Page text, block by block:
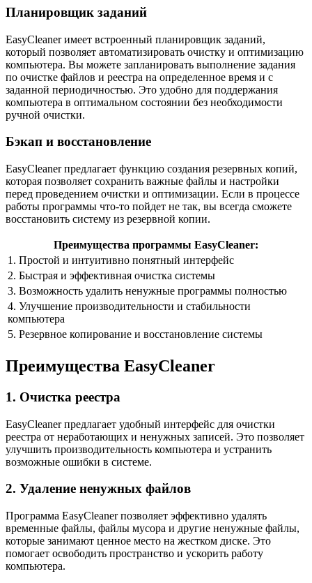
Планировщик заданий
EasyCleaner имеет встроенный планировщик заданий,
который позволяет автоматизировать очистку и оптимизацию
компьютера. Вы можете запланировать выполнение задания
по очистке файлов и реестра на определенное время и с
заданной периодичностью. Это удобно для поддержания
компьютера в оптимальном состоянии без необходимости
ручной очистки.
Бэкап и восстановление
EasyCleaner предлагает функцию создания резервных копий,
которая позволяет сохранить важные файлы и настройки
перед проведением очистки и оптимизации. Если в процессе
работы программы что-то пойдет не так, вы всегда сможете
восстановить систему из резервной копии.
Преимущества программы EasyCleaner:
1. Простой и интуитивно понятный интерфейс
2. Быстрая и эффективная очистка системы
3. Возможность удалить ненужные программы полностью
4. Улучшение производительности и стабильности
компьютера
5. Резервное копирование и восстановление системы
Преимущества EasyCleaner
1. Очистка реестра
EasyCleaner предлагает удобный интерфейс для очистки
реестра от неработающих и ненужных записей. Это позволяет
улучшить производительность компьютера и устранить
возможные ошибки в системе.
2. Удаление ненужных файлов
Программа EasyCleaner позволяет эффективно удалять
временные файлы, файлы мусора и другие ненужные файлы,
которые занимают ценное место на жестком диске. Это
помогает освободить пространство и ускорить работу
компьютера.